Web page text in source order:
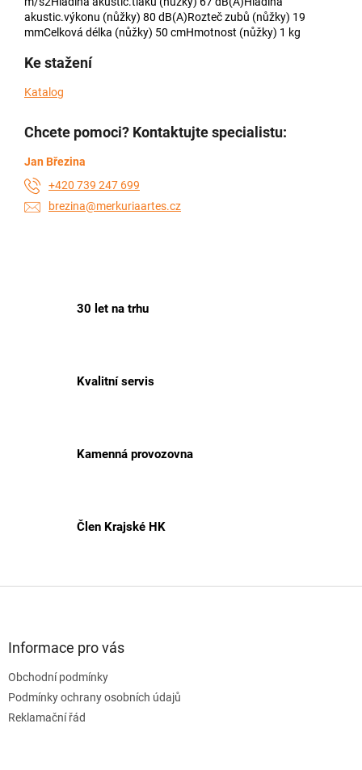
30 let na trhu
Kvalitní servis
Kamenná provozovna
Člen Krajské HK
akustic.výkonu (nůžky) 80 dB(A)Rozteč zubů (nůžky) 19
mmCelková délka (nůžky) 50 cmHmotnost (nůžky) 1 kg
Ke stažení
Katalog
Chcete pomoci? Kontaktujte specialistu:
Jan Březina
+420 739 247 699
brezina@merkuriaartes.cz
Informace pro vás
Obchodní podmínky
Podmínky ochrany osobních údajů
Reklamační řád